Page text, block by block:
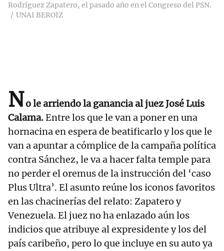
Rodríguez Zapatero, el pasado año en el Congreso del PSN.
UNAI BEROIZ
No le arriendo la ganancia al juez José Luis
Calama.Entre los que le van a poner en una
hornacina en espera de beatificarlo y los que le
van a apuntar a cómplice de la campaña política
contra Sánchez, le va a hacer falta temple para
no perder el oremus de la instrucción del ‘caso
Plus Ultra’. El asunto reúne los iconos favoritos
en las chacinerías del relato: Zapatero y
Venezuela. El juez no ha enlazado aún los
indicios que atribuye al expresidente y los del
país caribeño, pero lo que incluye en su auto ya